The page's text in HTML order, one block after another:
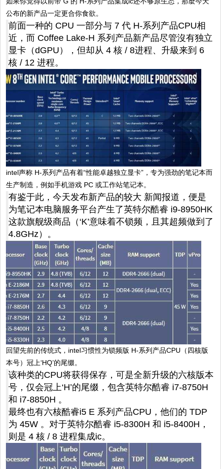
公布的新产品一定更合你食欲。
前面一种的 CPU 一部分与 7 代 H-系列产品CPU相
近，而 Coffee Lake-H 系列产品新产品尽管沒有独立
显卡（dGPU），但却从 4 核 / 8进程、升級来到 6
核 / 12 进程。
intel声称 H-系列产品有着“性能卓越独立显卡”，专为强劲的笔记本而
生产制造，例如手机游戏 PC 或工作站笔记本。
有鉴于此，今天发布新产品的较大 新闻报道，便是
为笔记本电脑服务平台产生了英特尔酷睿 i9-8950HK
这款旗舰级商品（‘K’意味着不锁频，且其超频做到了
4.8GHz）。
回望先前的传统式，intel习惯性为锁频版 H-系列产品CPU（四核版
本号）冠上‘HQ’的尾缀。
该种类的CPU将获得保存，可是全新升级的六核版本
号，仅会冠上‘H’的尾缀，包含英特尔酷睿 i7-8750H
和 i7-8850H 。
最终也有六核酷睿i5 E 系列产品CPU，他们的 TDP
为 45W 。对于英特尔酷睿 i5-8300H 和 i5-8400H，
则是 4 核 / 8 进程集成ic。